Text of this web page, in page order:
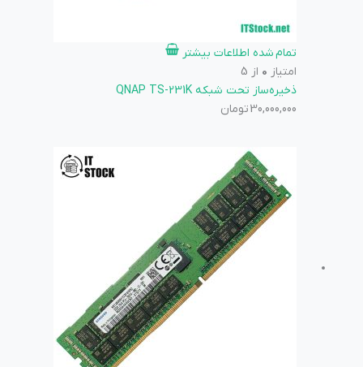
تمام شده اطلاعات بیشتر
امتیاز 0 از 5
ذخیره‌ساز تحت شبکه QNAP TS-231K
30,000,000تومان